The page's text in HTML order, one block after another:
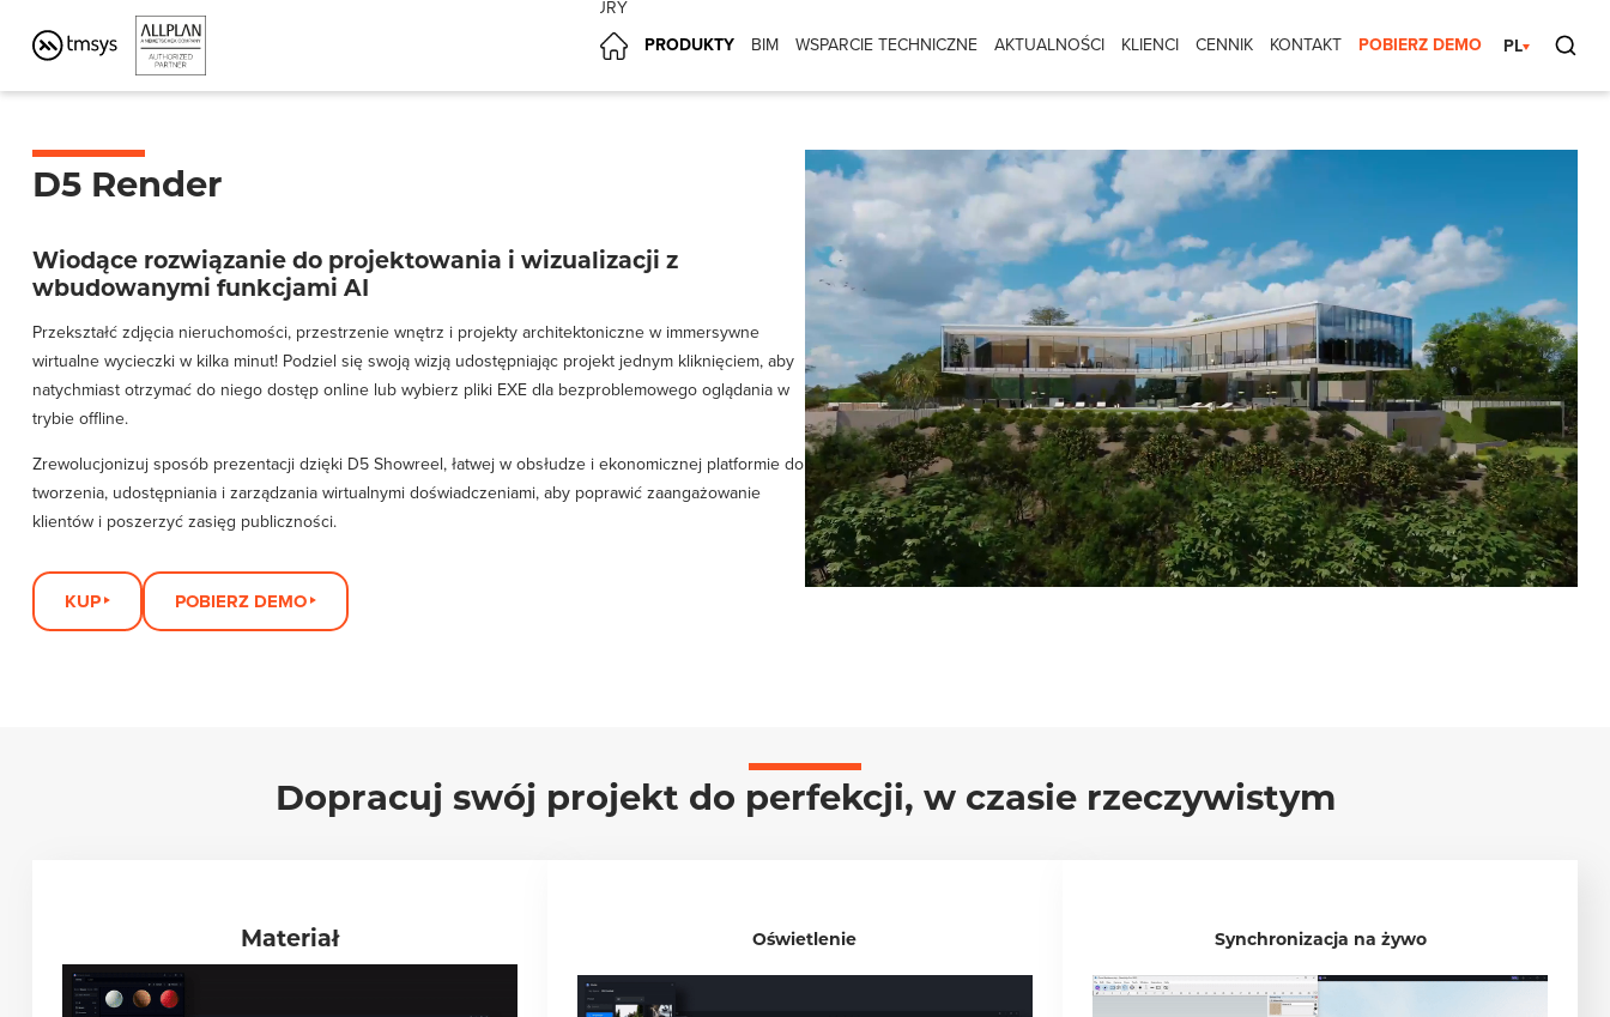
PROGRAM BIM DO KONSTRUKCJI I ARCHITEKTURY
PRODUKTY
BIM WSPARCIE TECHNICZNE AKTUALNOŚCI KLIENCI CENNIK KONTAKT POBIERZ DEMO
D5 Render
Wiodące rozwiązanie do projektowania i wizualizacji z
wbudowanymi funkcjami AI
Przekształć zdjęcia nieruchomości, przestrzenie wnętrz i projekty architektoniczne w immersywne
wirtualne wycieczki w kilka minut! Podziel się swoją wizją udostępniając projekt jednym kliknięciem, aby
natychmiast otrzymać do niego dostęp online lub wybierz pliki EXE dla bezproblemowego oglądania w
trybie offline.
Zrewolucjonizuj sposób prezentacji dzięki D5 Showreel, łatwej w obsłudze i ekonomicznej platformie do
tworzenia, udostępniania i zarządzania wirtualnymi doświadczeniami, aby poprawić zaangażowanie
klientów i poszerzyć zasięg publiczności.
KUP POBIERZ DEMO
Dopracuj swój projekt do perfekcji, w czasie rzeczywistym
Materiał Oświetlenie Synchronizacja na żywo